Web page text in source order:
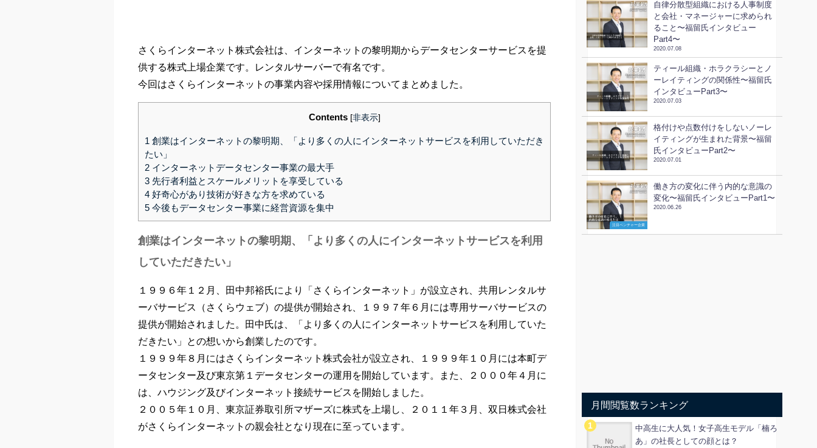
さくらインターネット株式会社は、インターネットの黎明期からデータセンターサービスを提
供する株式上場企業です。レンタルサーバーで有名です。
今回はさくらインターネットの事業内容や採用情報についてまとめました。
Contents [非表示]
1 創業はインターネットの黎明期、「より多くの人にインターネットサービスを利用していただき
たい」
2 インターネットデータセンター事業の最大手
3 先行者利益とスケールメリットを享受している
4 好奇心があり技術が好きな方を求めている
5 今後もデータセンター事業に経営資源を集中
創業はインターネットの黎明期、「より多くの人にインターネットサービスを利用
していただきたい」
１９９６年１２月、田中邦裕氏により「さくらインターネット」が設立され、共用レンタルサ
ーバサービス（さくらウェブ）の提供が開始され、１９９７年６月には専用サーバサービスの
提供が開始されました。田中氏は、「より多くの人にインターネットサービスを利用していた
だきたい」との想いから創業したのです。
１９９９年８月にはさくらインターネット株式会社が設立され、１９９９年１０月には本町デ
ータセンター及び東京第１データセンターの運用を開始しています。また、２０００年４月に
は、ハウジング及びインターネット接続サービスを開始しました。
２００５年１０月、東京証券取引所マザーズに株式を上場し、２０１１年３月、双日株式会社
がさくらインターネットの親会社となり現在に至っています。
自律分散型組織における人事制度
と会社・マネージャーに求められ
ること〜福留氏インタビュー
Part4〜
2020.07.08
ティール組織・ホラクラシーとノ
ーレイティングの関係性〜福留氏
インタビューPart3〜
2020.07.03
格付けや点数付けをしないノーレ
イティングが生まれた背景〜福留
氏インタビューPart2〜
2020.07.01
注目ベンチャー企業
働き方の変化に伴う内的な意識の
変化〜福留氏インタビューPart1〜
2020.06.26
月間閲覧数ランキング
中高生に大人気！女子高生モデル「楠ろ
あ」の社長としての顔とは？